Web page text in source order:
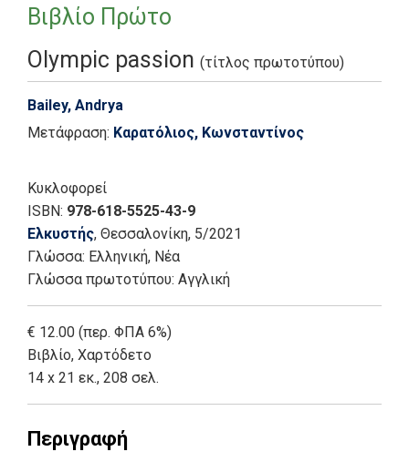
Βιβλίο Πρώτο
Olympic passion (τίτλος πρωτοτύπου)
Bailey, Andrya
Μετάφραση: Καρατόλιος, Κωνσταντίνος
Κυκλοφορεί
ISBN: 978-618-5525-43-9
Ελκυστής, Θεσσαλονίκη, 5/2021
Γλώσσα: Ελληνική, Νέα
Γλώσσα πρωτοτύπου: Αγγλική
€ 12.00 (περ. ΦΠΑ 6%)
Βιβλίο, Χαρτόδετο
14 x 21 εκ., 208 σελ.
Περιγραφή